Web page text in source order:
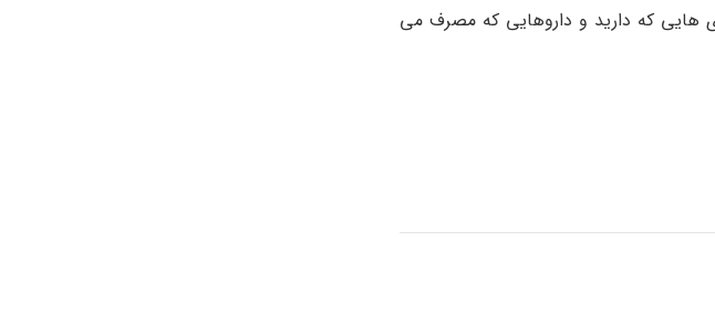
هایی که دارید و داروهایی که مصرف می